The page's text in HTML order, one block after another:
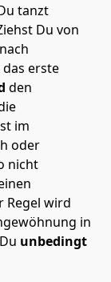
tanzt
Du von
erste
den
im
oder
nicht
Regel wird
in
unbedingt